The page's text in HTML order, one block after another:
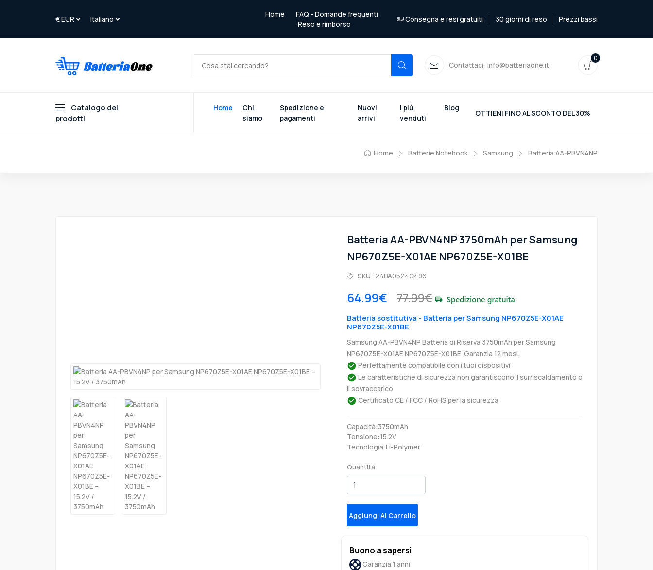
Home
FAQ - Domande frequenti
Reso e rimborso
Consegna e resi gratuiti 30 giorni di reso Prezzi bassi
Contattaci: info@batteriaone.it
0
Catalogo dei
prodotti
Home
Chi
siamo
Spedizione e
pagamenti
Nuovi
arrivi
I più
venduti
Blog
OTTIENI FINO AL SCONTO DEL 30%
Home Batterie Notebook Samsung Batteria AA-PBVN4NP
Batteria AA-PBVN4NP 3750mAh per Samsung
NP670Z5E-X01AE NP670Z5E-X01BE
SKU: 24BA0524C486
64.99€ 77.99€
Batteria sostitutiva - Batteria per Samsung NP670Z5E-X01AE
NP670Z5E-X01BE
Samsung AA-PBVN4NP Batteria di Riserva 3750mAh per Samsung
NP670Z5E-X01AE NP670Z5E-X01BE. Garanzia 12 mesi.
Perfettamente compatibile con i tuoi dispositivi
Le caratteristiche di sicurezza non garantiscono il surriscaldamento o
il sovraccarico
Certificato CE / FCC / RoHS per la sicurezza
Capacità:3750mAh
Tensione:15.2V
Tecnologia:Li-Polymer
Quantità
Aggiungi Al Carrello
Buono a sapersi
Garanzia 1 anni